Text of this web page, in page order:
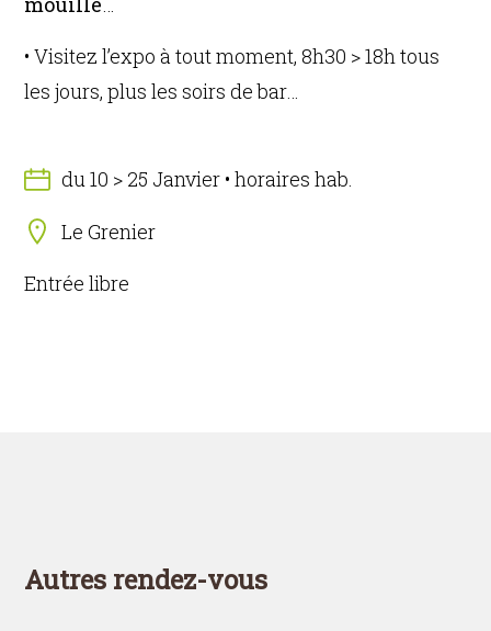
• Visitez l’expo à tout moment, 8h30 > 18h tous
les jours, plus les soirs de bar…
du 10 > 25 Janvier • horaires hab.
Le Grenier
Entrée libre
Autres rendez-vous